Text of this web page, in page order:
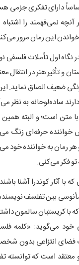
دارای تفکری جزمی
نمی‌فهمند را
این رمان مرور
نگاه اول تأملات فلسفی
و تأثیر هنر در انتقال
ضعیف الصاق نماید.
ساده‌لوحانه به نظر
با متن است؛ و البته
حرفه‌ای زنگ
رمان به خواننده خود
فکر می‌کنی.
با آثار کوندرا آشنا
بین تفلسف
با کریستیان سالمون
خود می‌گوید: «کلمه
فضای انتزاعی بدون
معتقد است که توانسته